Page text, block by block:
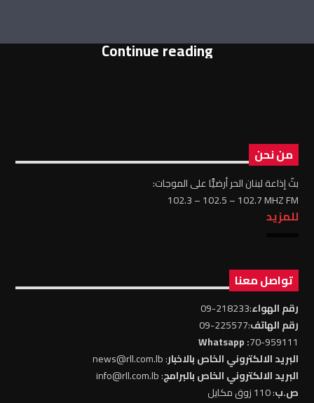
Continue reading
من نحن
بثّ إذاعة لبنان الحر أرضيًّا على الموجات:
102.3 – 102.5 – 102.7 MHZ FM
للمزيد
تواصل معنا
رقم الهواء:218233-09
رقم الهاتف:225577-09
70-959111
: Whatsapp
البريد الالكتروني الخاص بالاخبار: news@rll.com.lb
البريد الالكتروني الخاص بالبرامج: info@rll.com.lb
ص.ب: 110 زوق مكايل